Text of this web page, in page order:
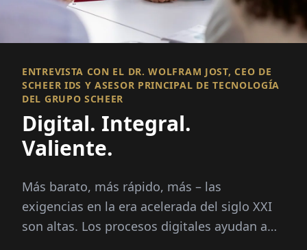
ENTREVISTA CON EL DR. WOLFRAM JOST, CEO DE
SCHEER IDS Y ASESOR PRINCIPAL DE TECNOLOGÍA
DEL GRUPO SCHEER
Digital. Integral.
Valiente.
Más barato, más rápido, más – las
exigencias en la era acelerada del siglo XXI
son altas. Los procesos digitales ayudan a